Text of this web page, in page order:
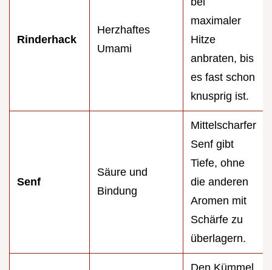
Rinderhack
Herzhaftes
Umami
maximaler
Hitze
anbraten, bis
es fast schon
knusprig ist.
Senf
Säure und
Bindung
Mittelscharfer
Senf gibt
Tiefe, ohne
die anderen
Aromen mit
Schärfe zu
überlagern.
Den Kümmel